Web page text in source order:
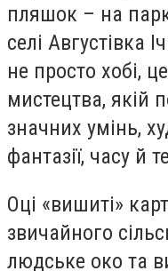
пляшок – на
селі Августівка
не просто хобі,
мистецтва, якій
значних умінь,
фантазії, часу й
Оці «вишиті»
звичайного
людське око та